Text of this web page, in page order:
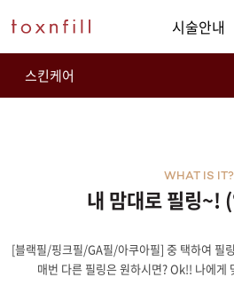
시술안내
내 맘대로 필링~!
WHAT IS IT?
[블랙필/핑크필/GA필/아쿠아필] 중 택하여 필
매번 다른 필링은 원하시면? Ok!! 나에게